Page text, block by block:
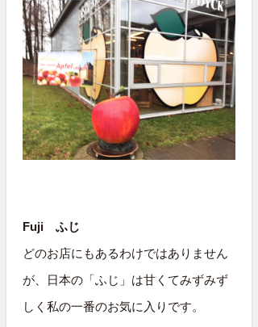
Fuji ふじ
どのお店にもあるわけではありません
が、日本の「ふじ」は甘くてみずみず
しく私の一番のお気に入りです。